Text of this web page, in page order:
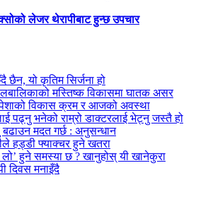
लेजर थेरापीबाट हुन्छ उपचार
छैन, यो कृतिम सिर्जना हो
मस्तिष्क विकासमा घातक असर
पेशाको विकास क्रम र आजको अवस्था
पढ्नु भनेको राम्रो डाक्टरलाई भेट्नु जस्तै हो
मदत गर्छ : अनुसन्धान
हड्डी फ्याक्चर हुने खतरा
लो’ हुने समस्या छ ? खानुहोस् यी खानेकुरा
दिवस मनाइँदै